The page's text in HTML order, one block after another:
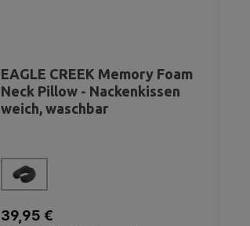
EAGLE CREEK Memory Foam
Neck Pillow - Nackenkissen
weich, waschbar
Farbe
Regulärer Preis:
39,95 €